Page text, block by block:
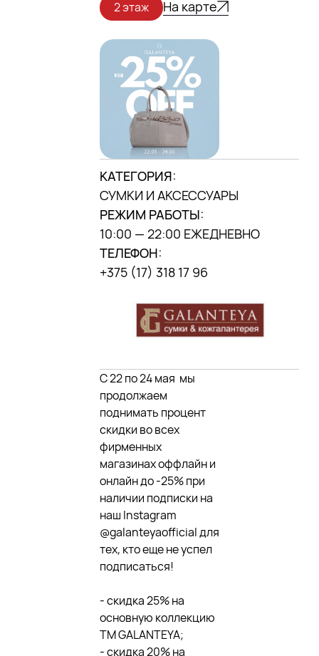
DANA MALL, 2025
2 этаж На карте
КАТЕГОРИЯ:
СУМКИ И АКСЕССУАРЫ
РЕЖИМ РАБОТЫ:
10:00 — 22:00 ЕЖЕДНЕВНО
ТЕЛЕФОН:
+375 (17) 318 17 96
С 22 по 24 мая мы
продолжаем
поднимать процент
скидки во всех
фирменных
магазинах оффлайн и
онлайн до -25% при
наличии подписки на
наш Instagram
@galanteyaofficial для
тех, кто еще не успел
подписаться!
- скидка 25% на
основную коллекцию
TM GALANTEYA;
- скидка 20% на